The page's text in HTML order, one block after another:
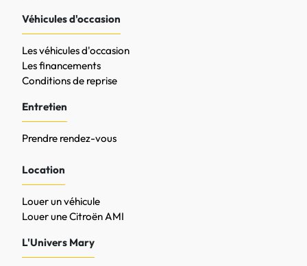
Véhicules d'occasion
Les véhicules d'occasion
Les financements
Conditions de reprise
Entretien
Prendre rendez-vous
Location
Louer un véhicule
Louer une Citroën AMI
L'Univers Mary